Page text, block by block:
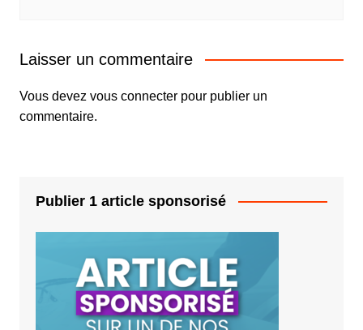
Laisser un commentaire
Vous devez vous connecterpour publier un
commentaire.
Publier 1 article sponsorisé